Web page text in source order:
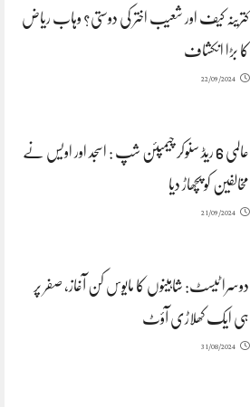
کترینہ کیف اور شعیب اختر کی دوستی؟ وہاب ریاض
کا بڑا انکشاف
22/09/2024
عالمی 6 ریڈ سنوکر چیمپئن شپ : اسجد اور اویس نے
مخالفین کو پچھاڑ دیا
21/09/2024
دوسرا ٹیسٹ: شاہینوں کا مایوس کن آغاز، صفر پر
ہی ایک کھلاڑی آؤٹ
31/08/2024